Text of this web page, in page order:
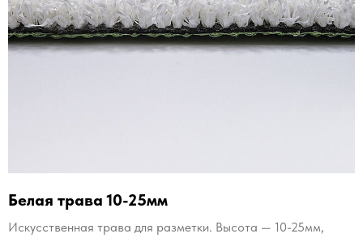
Белая трава 10-25мм
Искусственная трава для разметки. Высота — 10-25мм,